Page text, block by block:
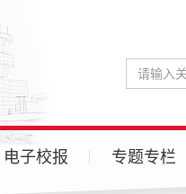
电子校报 专题专栏